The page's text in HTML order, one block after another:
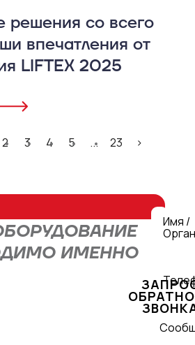
решения со всего
впечатления от
LIFTEX 2025
2 3 4 5 ... 23 >
ИМЕННО
Имя /